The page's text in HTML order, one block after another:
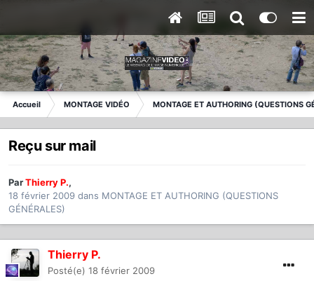
Accueil MONTAGE VIDÉO MONTAGE ET AUTHORING (QUESTIONS
Reçu sur mail
ParThierry P.,
18 février 2009 dans MONTAGE ET AUTHORING (QUESTIONS
GÉNÉRALES)
Thierry P.
Posté(e) 18 février 2009